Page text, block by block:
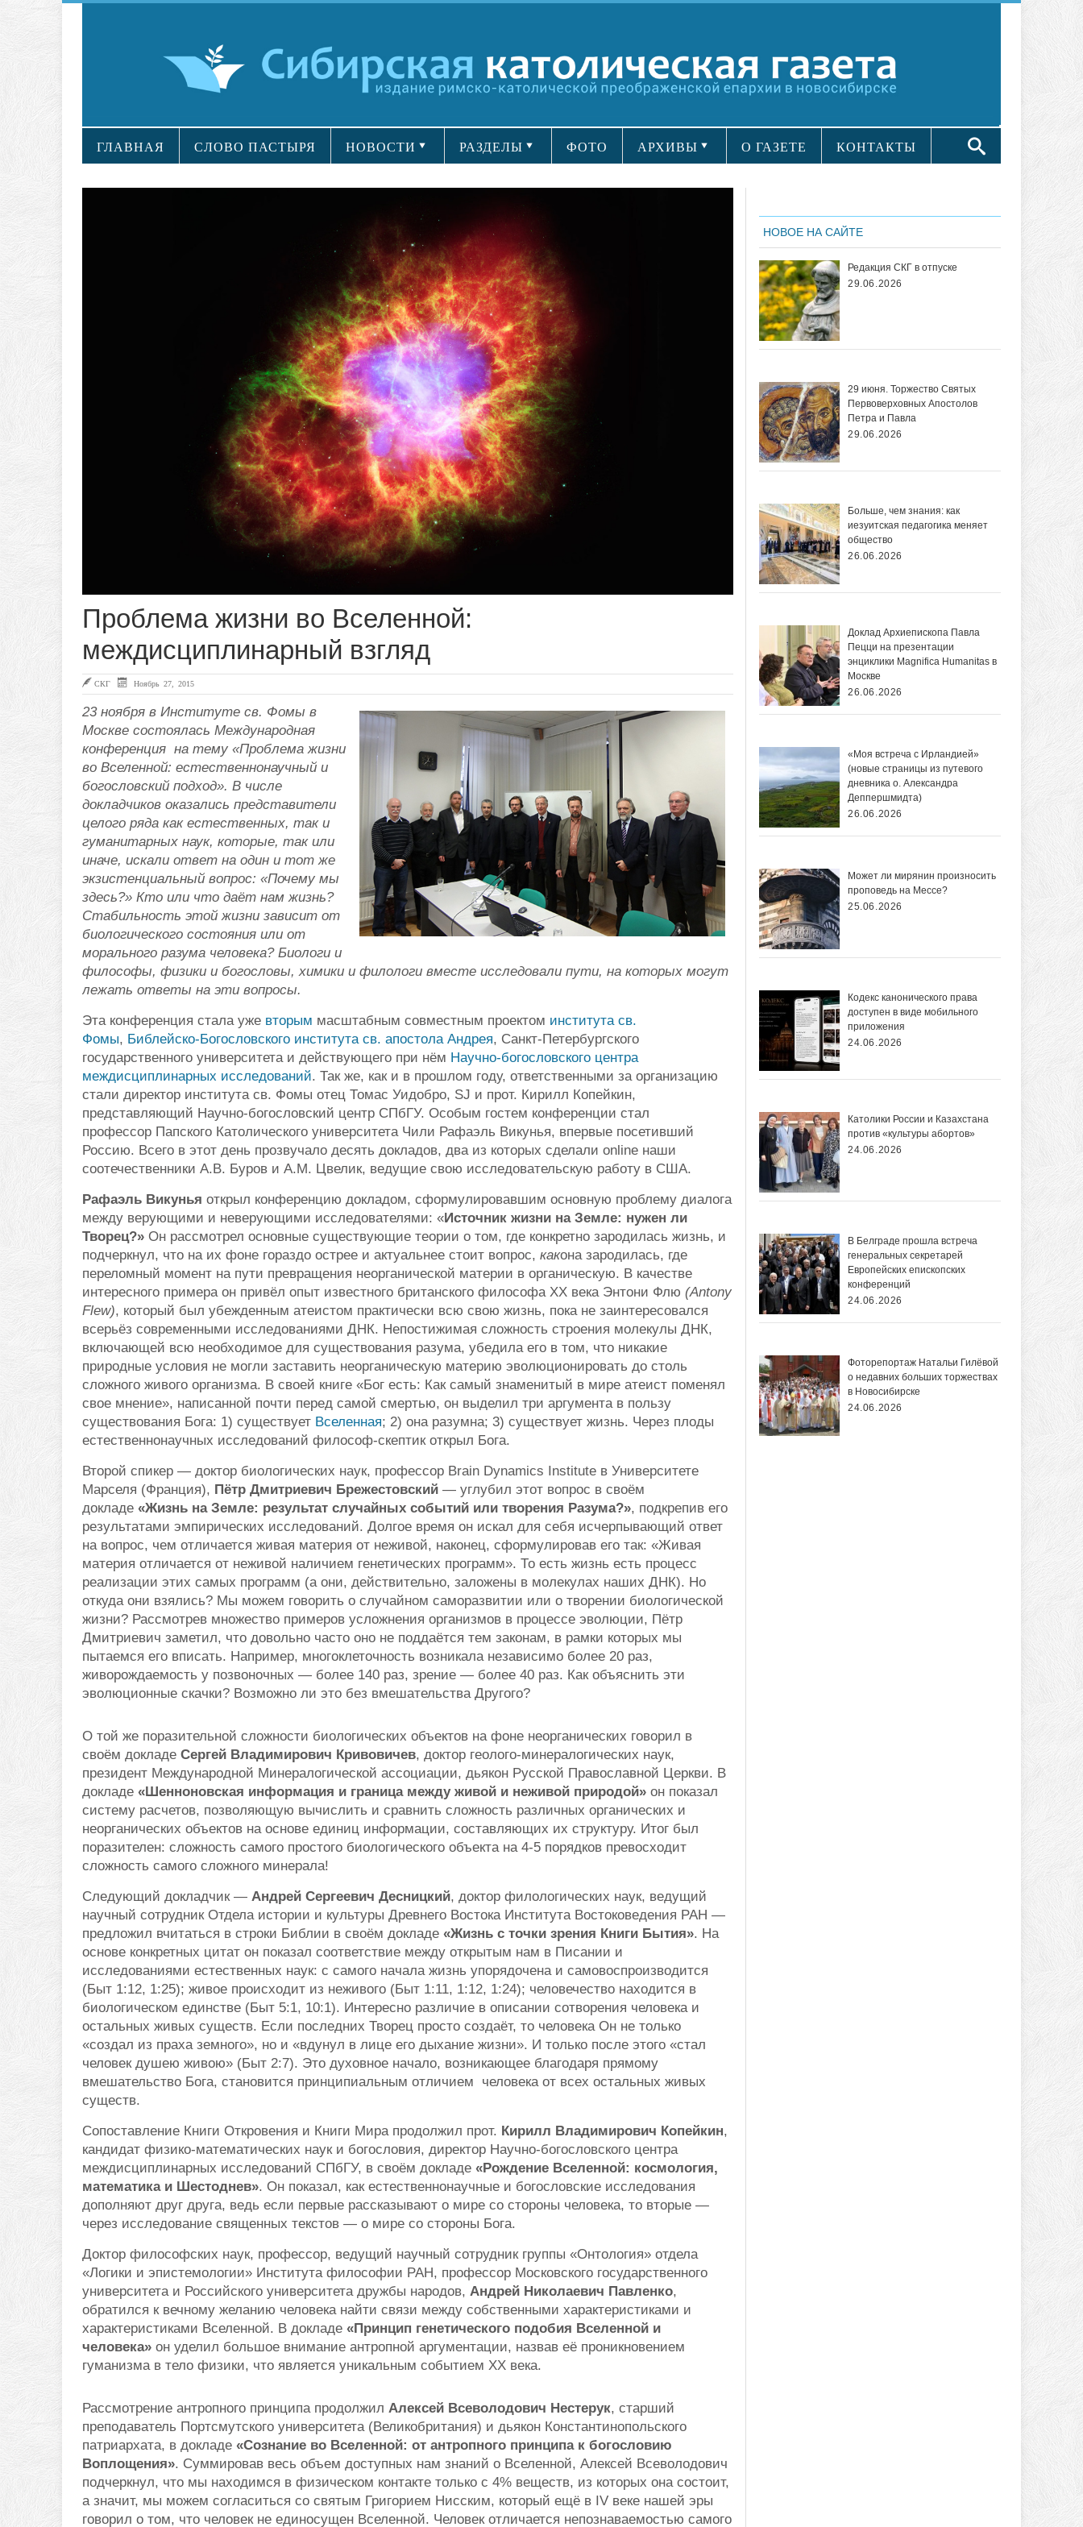
ГЛАВНАЯ СЛОВО ПАСТЫРЯ НОВОСТИ РАЗДЕЛЫ ФОТО АРХИВЫ О ГАЗЕТЕ КОНТАКТЫ
Проблема жизни во Вселенной:
междисциплинарный взгляд
СКГ Ноябрь 27, 2015
23 ноября в Институте св. Фомы в
Москве состоялась Международная
конференция на тему «Проблема жизни
во Вселенной: естественнонаучный и
богословский подход». В числе
докладчиков оказались представители
целого ряда как естественных, так и
гуманитарных наук, которые, так или
иначе, иcкали ответ на один и тот же
экзистенциальный вопрос: «Почему мы
здесь?» Кто или что даёт нам жизнь?
Стабильность этой жизни зависит от
биологического состояния или от
морального разума человека? Биологи и
философы, физики и богословы, химики и филологи вместе исследовали пути, на которых могут
лежать ответы на эти вопросы.
Эта конференция стала уже вторым масштабным совместным проектом института св.
Фомы, Библейско-Богословского института св. апостола Андрея, Санкт-Петербургского
государственного университета и действующего при нём Научно-богословского центра
междисциплинарных исследований. Так же, как и в прошлом году, ответственными за организацию
стали директор института св. Фомы отец Томас Уидобро, SJ и прот. Кирилл Копейкин,
представляющий Научно-богословский центр СПбГУ. Особым гостем конференции стал
профессор Папского Католического университета Чили Рафаэль Викунья, впервые посетивший
Россию. Всего в этот день прозвучало десять докладов, два из которых сделали online наши
соотечественники А.В. Буров и А.М. Цвелик, ведущие свою исследовательскую работу в США.
Рафаэль Викунья открыл конференцию докладом, сформулировавшим основную проблему диалога
между верующими и неверующими исследователями: «Источник жизни на Земле: нужен ли
Творец?» Он рассмотрел основные существующие теории о том, где конкретно зародилась жизнь, и
подчеркнул, что на их фоне гораздо острее и актуальнее стоит вопрос, какона зародилась, где
переломный момент на пути превращения неорганической материи в органическую. В качестве
интересного примера он привёл опыт известного британского философа XX века Энтони Флю (Antony
Flew), который был убежденным атеистом практически всю свою жизнь, пока не заинтересовался
всерьёз современными исследованиями ДНК. Непостижимая сложность строения молекулы ДНК,
включающей всю необходимое для существования разума, убедила его в том, что никакие
природные условия не могли заставить неорганическую материю эволюционировать до столь
сложного живого организма. В своей книге «Бог есть: Как самый знаменитый в мире атеист поменял
свое мнение», написанной почти перед самой смертью, он выделил три аргумента в пользу
существования Бога: 1) существует Вселенная; 2) она разумна; 3) существует жизнь. Через плоды
естественнонаучных исследований философ-скептик открыл Бога.
Второй спикер — доктор биологических наук, профессор Brain Dynamics Institute в Университете
Марселя (Франция), Пётр Дмитриевич Брежестовский — углубил этот вопрос в своём
докладе «Жизнь на Земле: результат случайных событий или творения Разума?», подкрепив его
результатами эмпирических исследований. Долгое время он искал для себя исчерпывающий ответ
на вопрос, чем отличается живая материя от неживой, наконец, сформулировав его так: «Живая
материя отличается от неживой наличием генетических программ». То есть жизнь есть процесс
реализации этих самых программ (а они, действительно, заложены в молекулах наших ДНК). Но
откуда они взялись? Мы можем говорить о случайном саморазвитии или о творении биологической
жизни? Рассмотрев множество примеров усложнения организмов в процессе эволюции, Пётр
Дмитриевич заметил, что довольно часто оно не поддаётся тем законам, в рамки которых мы
пытаемся его вписать. Например, многоклеточность возникала независимо более 20 раз,
живорождаемость у позвоночных — более 140 раз, зрение — более 40 раз. Как объяснить эти
эволюционные скачки? Возможно ли это без вмешательства Другого?
О той же поразительной сложности биологических объектов на фоне неорганических говорил в
своём докладе Сергей Владимирович Кривовичев, доктор геолого-минералогических наук,
президент Международной Минералогической ассоциации, дьякон Русской Православной Церкви. В
докладе «Шенноновская информация и граница между живой и неживой природой» он показал
систему расчетов, позволяющую вычислить и сравнить сложность различных органических и
неорганических объектов на основе единиц информации, составляющих их структуру. Итог был
поразителен: сложность самого простого биологического объекта на 4-5 порядков превосходит
сложность самого сложного минерала!
Следующий докладчик — Андрей Сергеевич Десницкий, доктор филологических наук, ведущий
научный сотрудник Отдела истории и культуры Древнего Востока Института Востоковедения РАН —
предложил вчитаться в строки Библии в своём докладе «Жизнь с точки зрения Книги Бытия». На
основе конкретных цитат он показал соответствие между открытым нам в Писании и
исследованиями естественных наук: с самого начала жизнь упорядочена и самовоспроизводится
(Быт 1:12, 1:25); живое происходит из неживого (Быт 1:11, 1:12, 1:24); человечество находится в
биологическом единстве (Быт 5:1, 10:1). Интересно различие в описании сотворения человека и
остальных живых существ. Если последних Творец просто создаёт, то человека Он не только
«создал из праха земного», но и «вдунул в лице его дыхание жизни». И только после этого «стал
человек душею живою» (Быт 2:7). Это духовное начало, возникающее благодаря прямому
вмешательство Бога, становится принципиальным отличием человека от всех остальных живых
существ.
Сопоставление Книги Откровения и Книги Мира продолжил прот. Кирилл Владимирович Копейкин,
кандидат физико-математических наук и богословия, директор Научно-богословского центра
междисциплинарных исследований СПбГУ, в своём докладе «Рождение Вселенной: космология,
математика и Шестоднев». Он показал, как естественнонаучные и богословские исследования
дополняют друг друга, ведь если первые рассказывают о мире со стороны человека, то вторые —
через исследование священных текстов — о мире со стороны Бога.
Доктор философских наук, профессор, ведущий научный сотрудник группы «Онтология» отдела
«Логики и эпистемологии» Института философии РАН, профессор Московского государственного
университета и Российского университета дружбы народов, Андрей Николаевич Павленко,
обратился к вечному желанию человека найти связи между собственными характеристиками и
характеристиками Вселенной. В докладе «Принцип генетического подобия Вселенной и
человека» он уделил большое внимание антропной аргументации, назвав её проникновением
гуманизма в тело физики, что является уникальным событием ХХ века.
Рассмотрение антропного принципа продолжил Алексей Всеволодович Нестерук, старший
преподаватель Портсмутского университета (Великобритания) и дьякон Константинопольского
патриархата, в докладе «Сознание во Вселенной: от антропного принципа к богословию
Воплощения». Суммировав весь объем доступных нам знаний о Вселенной, Алексей Всеволодович
подчеркнул, что мы находимся в физическом контакте только с 4% веществ, из которых она состоит,
а значит, мы можем согласиться со святым Григорием Нисским, который ещё в IV веке нашей эры
говорил о том, что человек не единосущен Вселенной. Человек отличается непознаваемостью самого
НОВОЕ НА САЙТЕ
Редакция СКГ в отпуске
29.06.2026
29 июня. Торжество Святых
Первоверховных Апостолов
Петра и Павла
29.06.2026
Больше, чем знания: как
иезуитская педагогика меняет
общество
26.06.2026
Доклад Архиепископа Павла
Пецци на презентации
энциклики Magnifica Нumanitas в
Москве
26.06.2026
«Моя встреча с Ирландией»
(новые страницы из путевого
дневника о. Александра
Деппершмидта)
26.06.2026
Может ли мирянин произносить
проповедь на Мессе?
25.06.2026
Кодекс канонического права
доступен в виде мобильного
приложения
24.06.2026
Католики России и Казахстана
против «культуры абортов»
24.06.2026
В Белграде прошла встреча
генеральных секретарей
Европейских епископских
конференций
24.06.2026
Фоторепортаж Натальи Гилёвой
о недавних больших торжествах
в Новосибирске
24.06.2026